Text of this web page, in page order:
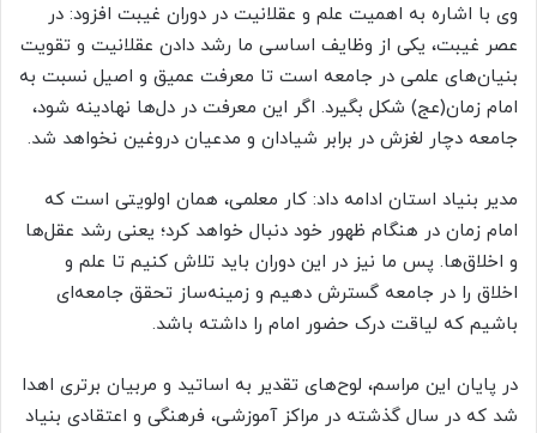
وی با اشاره به اهمیت علم و عقلانیت در دوران غیبت افزود: در
عصر غیبت، یکی از وظایف اساسی ما رشد دادن عقلانیت و تقویت
بنیان‌های علمی در جامعه است تا معرفت عمیق و اصیل نسبت به
امام زمان(عج) شکل بگیرد. اگر این معرفت در دل‌ها نهادینه شود،
جامعه دچار لغزش در برابر شیادان و مدعیان دروغین نخواهد شد.
مدیر بنیاد استان ادامه داد: کار معلمی، همان اولویتی است که
امام زمان در هنگام ظهور خود دنبال خواهد کرد؛ یعنی رشد عقل‌ها
و اخلاق‌ها. پس ما نیز در این دوران باید تلاش کنیم تا علم و
اخلاق را در جامعه گسترش دهیم و زمینه‌ساز تحقق جامعه‌ای
باشیم که لیاقت درک حضور امام را داشته باشد.
در پایان این مراسم، لوح‌های تقدیر به اساتید و مربیان برتری اهدا
شد که در سال گذشته در مراکز آموزشی، فرهنگی و اعتقادی بنیاد